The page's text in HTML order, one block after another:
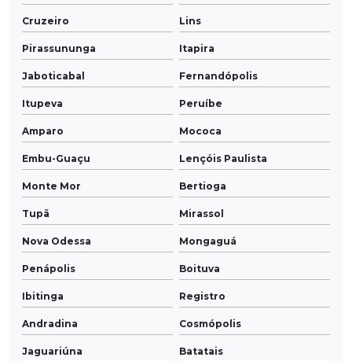
Cruzeiro Lins
Pirassununga Itapira
Jaboticabal Fernandópolis
Itupeva Peruíbe
Amparo Mococa
Embu-Guaçu Lençóis Paulista
Monte Mor Bertioga
Tupã Mirassol
Nova Odessa Mongaguá
Penápolis Boituva
Ibitinga Registro
Andradina Cosmópolis
Jaguariúna Batatais